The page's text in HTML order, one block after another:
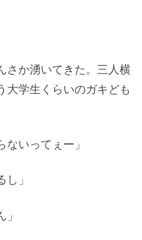
さか湧いてきた。三人横
大学生くらいのガキども
ないってぇー」
」